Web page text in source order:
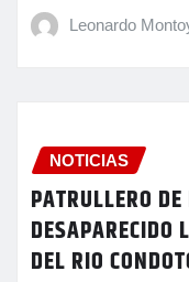
Leonardo
NOTICIAS
PATRULLERO
DESAPARECIDO
DEL RIO